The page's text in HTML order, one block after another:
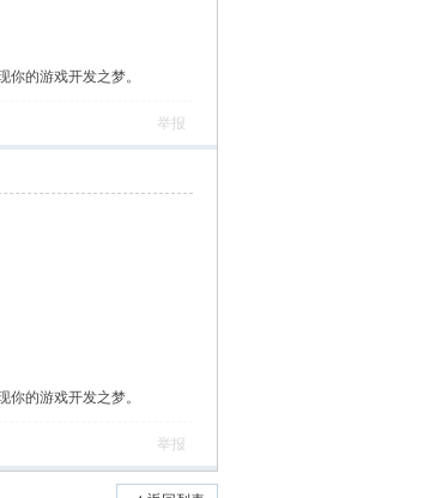
的游戏开发之梦。
举报
的游戏开发之梦。
举报